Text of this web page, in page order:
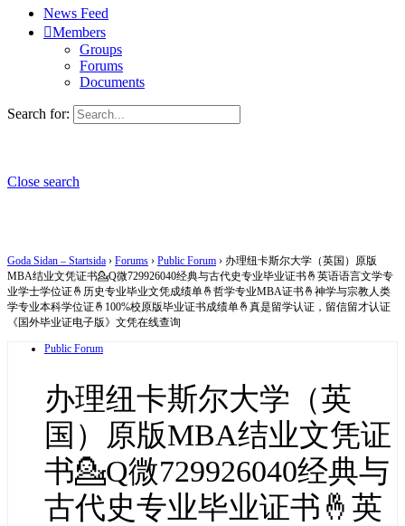
News Feed
Members
Groups
Forums
Documents
Search for:
Close search
Goda Sidan – Startsida › Forums › Public Forum › 办理纽卡斯尔大学（英国）原版
MBA结业文凭证书💁Q微729926040经典与古代史专业毕业证书🤞英语语言文学专
业学士学位证🤞历史专业毕业文凭成绩单🤞哲学专业MBA证书🤞神学与宗教人类
学专业本科学位证🤞100%校原版毕业证书成绩单🤞真是留学认证，留信留才认证
《国外毕业证电子版》文凭在线查询
Public Forum
办理纽卡斯尔大学（英
国）原版MBA结业文凭证
书💁Q微729926040经典与
古代史专业毕业证书🤞英